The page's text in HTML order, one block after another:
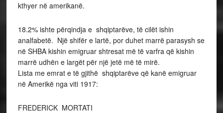
kthyer në amerikanë.
18.2% ishte përqindja e shqiptarëve, të cilët ishin
analfabetë. Një shifër e lartë, por duhet marrë parasysh se
në SHBA kishin emigruar shtresat më të varfra që kishin
marrë udhën e largët për një jetë më të mirë.
Lista me emrat e të gjithë shqiptarëve që kanë emigruar
në Amerikë nga viti 1917:
FREDERICK MORTATI